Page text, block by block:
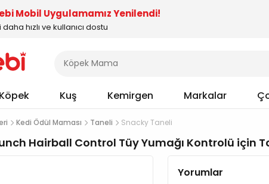
Mobil Uygulamamız Yenilendi!
hızlı ve kullanıcı dostu
Köpek Kuş Kemirgen Markalar
Kedi Ödül Maması Taneli Snacky Taneli
Hairball Control Tüy Yumağı Kontrolü için
Yorumlar